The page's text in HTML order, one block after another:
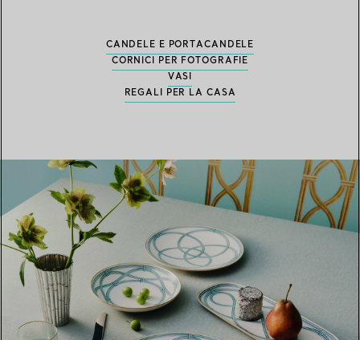
CANDELE E PORTACANDELE
CORNICI PER FOTOGRAFIE
VASI
REGALI PER LA CASA